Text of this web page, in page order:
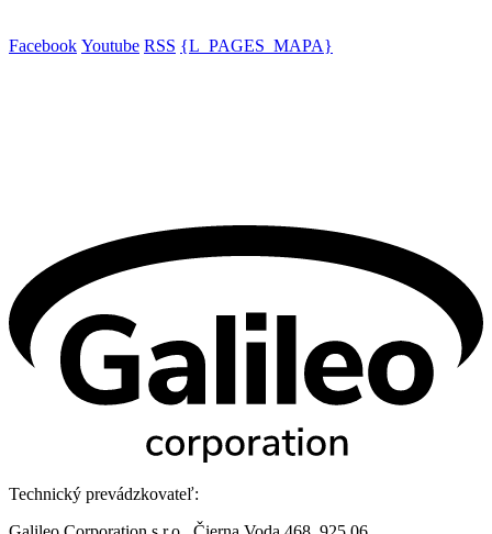
Facebook Youtube RSS {L_PAGES_MAPA}
Technický prevádzkovateľ: